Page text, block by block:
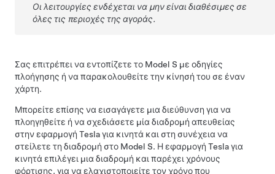
Οι λειτουργίες ενδέχεται να μην είναι διαθέσιμες σε
όλες τις περιοχές της αγοράς.
Σας επιτρέπει να εντοπίζετε το Model S με οδηγίες
πλοήγησης ή να παρακολουθείτε την κίνησή του σε έναν
χάρτη.
Μπορείτε επίσης να εισαγάγετε μια διεύθυνση για να
πλοηγηθείτε ή να σχεδιάσετε μία διαδρομή απευθείας
στην εφαρμογή Tesla για κινητά και στη συνέχεια να
στείλετε τη διαδρομή στο Model S. Η εφαρμογή Tesla για
κινητά επιλέγει μια διαδρομή και παρέχει χρόνους
φόρτισης, για να ελαχιστοποιείτε τον χρόνο που